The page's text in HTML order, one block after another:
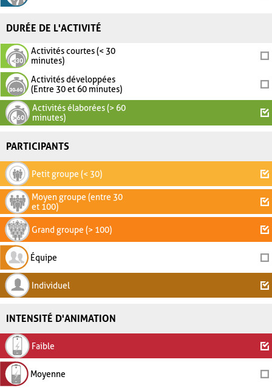
DURÉE DE L'ACTIVITÉ
Activités courtes (< 30
minutes)
Activités développées
(Entre 30 et 60 minutes)
Activités élaborées (> 60
minutes)
PARTICIPANTS
Petit groupe (< 30)
Moyen groupe (entre 30
et 100)
Grand groupe (> 100)
Équipe
Individuel
INTENSITÉ D'ANIMATION
Faible
Moyenne